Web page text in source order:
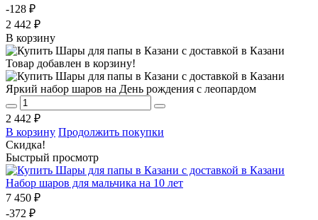
-128 ₽
2 442 ₽
В корзину
Товар добавлен в корзину!
Яркий набор шаров на День рождения с леопардом
2 442 ₽
В корзину Продолжить покупки
Скидка!
Быстрый просмотр
Набор шаров для мальчика на 10 лет
7 450 ₽
-372 ₽